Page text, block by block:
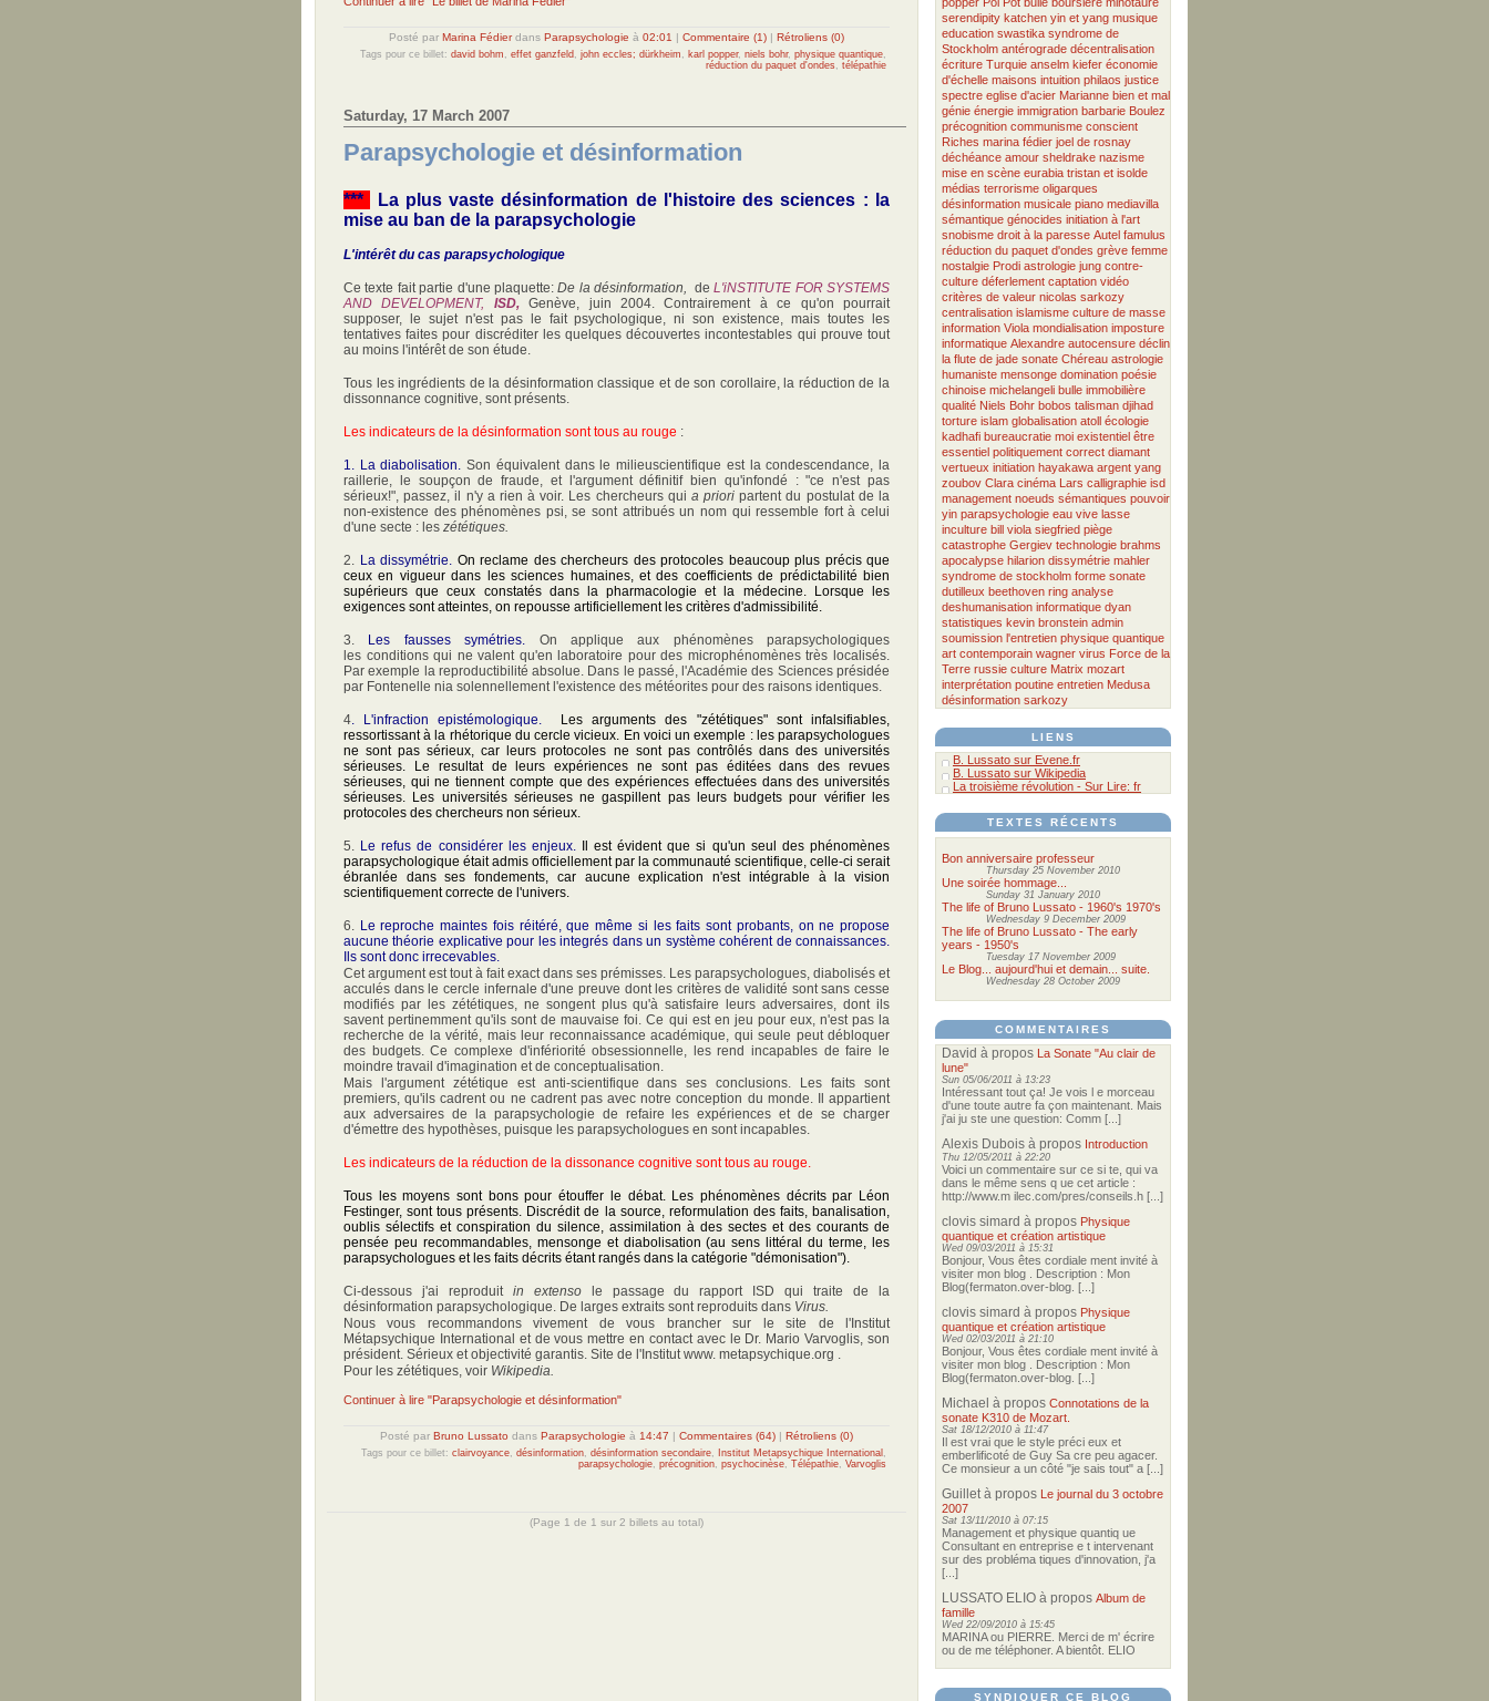
Posté par Marina Fédierdans Parapsychologie à 02:01 | Commentaire (1) | Rétroliens (0)
Tags pour ce billet: david bohm effet ganzfeld john eccles; dürkheim karl popper, niels bohr, physique quantique
réduction du paquet d'ondes télépathie
Saturday, 17 March 2007
Parapsychologie et désinformation
***
La plus vaste désinformation de l'histoire des sciences : la
mise au ban de la parapsychologie
L'intérêt du cas parapsychologique
Ce texte fait partie d'une plaquette:De la désinformation, deL'iNSTITUTE FOR SYSTEMS
AND DEVELOPMENT, ISD,
Genève, juin 2004. Contrairement à ce qu'on pourrait
supposer, le sujet n'est pas le fait psychologique, ni son existence, mais toutes les
tentatives faites pour discréditer les quelques découvertes incontestables qui prouve tout
au moins l'intérêt de son étude.
Tous les ingrédients de la désinformation classique et de son corollaire, la réduction de la
dissonnance cognitive, sont présents.
Les indicateurs de la désinformation sont tous au rouge :
1. La diabolisation.
Son équivalent dans le milieuscientifique est la condescendance, la
raillerie, le soupçon de fraude, et l'argument définitif bien qu'infondé : "ce n'est pas
sérieux!", passez, il n'y a rien à voir. Les chercheurs qui a prioripartent du postulat de la
non-existence des phénomènes psi, se sont attribués un nom qui ressemble fort à celui
d'une secte : les zététiques.
2. La dissymétrie. On reclame des chercheurs des protocoles beaucoup plus précis que
ceux en vigueur dans les sciences humaines, et des coefficients de prédictabilité bien
supérieurs que ceux constatés dans la pharmacologie et la médecine. Lorsque les
exigences sont atteintes, on repousse artificiellement les critères d'admissibilité.
3. Les fausses symétries. On applique aux phénomènes parapsychologiques
les conditions qui ne valent qu'en laboratoire pour des microphénomènes très localisés.
Par exemple la reproductibilité absolue. Dans le passé, l'Académie des Sciences présidée
par Fontenelle nia solennellement l'existence des météorites pour des raisons identiques.
4 L'infraction epistémologique.
Les arguments des "zététiques" sont infalsifiables,
ressortissant à la rhétorique du cercle vicieux. En voici un exemple : les parapsychologues
ne sont pas sérieux, car leurs protocoles ne sont pas contrôlés dans des universités
sérieuses. Le resultat de leurs expériences ne sont pas éditées dans des revues
sérieuses, qui ne tiennent compte que des expériences effectuées dans des universités
sérieuses. Les universités sérieuses ne gaspillent pas leurs budgets pour vérifier les
protocoles des chercheurs non sérieux.
5. Le refus de considérer les enjeux. Il est évident que si qu'un seul des phénomènes
parapsychologique était admis officiellement par la communauté scientifique, celle-ci serait
ébranlée dans ses fondements, car aucune explication n'est intégrable à la vision
scientifiquement correcte de l'univers.
6. Le reproche maintes fois réitéré, que même si les faits sont probants, on ne propose
aucune théorie explicative pour les integrés dans un système cohérent de connaissances.
Ils sont donc irrecevables.
Cet argument est tout à fait exact dans ses prémisses. Les parapsychologues, diabolisés et
acculés dans le cercle infernale d'une preuve dont les critères de validité sont sans cesse
modifiés par les zététiques, ne songent plus qu'à satisfaire leurs adversaires, dont ils
savent pertinemment qu'ils sont de mauvaise foi. Ce qui est en jeu pour eux, n'est pas la
recherche de la vérité, mais leur reconnaissance académique, qui seule peut débloquer
des budgets. Ce complexe d'infériorité obsessionnelle, les rend incapables de faire le
moindre travail d'imagination et de conceptualisation.
Mais l'argument zététique est anti-scientifique dans ses conclusions. Les faits sont
premiers, qu'ils cadrent ou ne cadrent pas avec notre conception du monde. Il appartient
aux adversaires de la parapsychologie de refaire les expériences et de se charger
d'émettre des hypothèses, puisque les parapsychologues en sont incapables.
Les indicateurs de la réduction de la dissonance cognitive sont tous au rouge.
Tous les moyens sont bons pour étouffer le débat. Les phénomènes décrits par Léon
Festinger, sont tous présents. Discrédit de la source, reformulation des faits, banalisation,
oublis sélectifs et conspiration du silence, assimilation à des sectes et des courants de
pensée peu recommandables, mensonge et diabolisation (au sens littéral du terme, les
parapsychologues et les faits décrits étant rangés dans la catégorie "démonisation").
Ci-dessous j'ai reproduit in extenso le passage du rapport ISD qui traite de la
désinformation parapsychologique. De larges extraits sont reproduits dans Virus.
Nous vous recommandons vivement de vous brancher sur le site de l'Institut
Métapsychique International et de vous mettre en contact avec le Dr. Mario Varvoglis, son
président. Sérieux et objectivité garantis. Site de l'Institut www. metapsychique.org .
Pour les zététiques, voir Wikipedia.
Continuer à lire "Parapsychologie et désinformation"
Posté par Bruno Lussato dans Parapsychologie à 14:47 | Commentaires (64) | Rétroliens (0)
Tags pour ce billet: clairvoyance désinformation désinformation secondaire Institut Metapsychique International
parapsychologie précognition psychocinèse Télépathie Varvoglis
(Page 1 de 1 sur 2 billets au total)
serendipity katchen yin et yang musique
education swastika syndrome de
Stockholm antérograde décentralisation
écriture Turquie anselm kiefer économie
d'échelle maisons intuition philaos justice
spectre eglise d'acier Marianne bien et mal
génie énergie immigration barbarie Boulez
précognition communisme conscient
Riches marina fédier joel de rosnay
déchéance amour sheldrake nazisme
mise en scène eurabia tristan et isolde
médias terrorisme oligarques
désinformation musicale piano mediavilla
sémantique génocides initiation à l'art
snobisme droit à la paresse Autel famulus
réduction du paquet d'ondes grève femme
nostalgie Prodi astrologie jung contre-
culture déferlement captation vidéo
critères de valeur nicolas sarkozy
centralisation islamisme culture de masse
information Viola mondialisation imposture
informatique Alexandre autocensure déclin
la flute de jade sonate Chéreau astrologie
humaniste mensonge domination poésie
chinoise michelangeli bulle immobilière
qualité Niels Bohr bobos talisman djihad
torture islam globalisation atoll écologie
kadhafi bureaucratie moi existentiel être
essentiel politiquement correct diamant
vertueux initiation hayakawa argent yang
zoubov Clara cinéma Lars calligraphie isd
management noeuds sémantiques pouvoir
yin parapsychologie eau vive lasse
inculture bill viola siegfried piège
catastrophe Gergiev technologie brahms
apocalypse hilarion dissymétrie mahler
syndrome de stockholm forme sonate
dutilleux beethoven ring analyse
deshumanisation informatique dyan
statistiques kevin bronstein admin
soumission l'entretien physique quantique
art contemporain wagner virus Force de la
Terre russie culture Matrix mozart
interprétation poutine entretien Medusa
désinformation sarkozy
LIENS
B. Lussato sur Evene.fr
B. Lussato sur Wikipedia
La troisième révolution - Sur Lire: fr
TEXTES RÉCENTS
Bon anniversaire professeur
Thursday 25 November 2010
Une soirée hommage...
Sunday 31 January 2010
The life of Bruno Lussato - 1960's 1970's
Wednesday 9 December 2009
The life of Bruno Lussato - The early
years - 1950's
Tuesday 17 November 2009
Le Blog... aujourd'hui et demain... suite.
Wednesday 28 October 2009
COMMENTAIRES
David à propos La Sonate "Au clair de
lune"
Sun 05/06/2011 à 13:23
Intéressant tout ça! Je vois l e morceau
d'une toute autre fa çon maintenant. Mais
j'ai ju ste une question: Comm [...]
Alexis Dubois à propos Introduction
Thu 12/05/2011 à 22:20
Voici un commentaire sur ce si te, qui va
dans le même sens q ue cet article :
http://www.m ilec.com/pres/conseils.h [...]
clovis simard à propos Physique
quantique et création artistique
Wed 09/03/2011 à 15:31
Bonjour, Vous êtes cordiale ment invité à
visiter mon blog . Description : Mon
Blog(fermaton.over-blog. [...]
clovis simard à propos Physique
quantique et création artistique
Wed 02/03/2011 à 21:10
Bonjour, Vous êtes cordiale ment invité à
visiter mon blog . Description : Mon
Blog(fermaton.over-blog. [...]
Michael à propos Connotations de la
sonate K310 de Mozart.
Sat 18/12/2010 à 11:47
Il est vrai que le style préci eux et
emberlificoté de Guy Sa cre peu agacer.
Ce monsieur a un côté "je sais tout" a [...]
Guilletà propos Le journal du 3 octobre
2007
Sat 13/11/2010 à 07:15
Management et physique quantiq ue
Consultant en entreprise e t intervenant
sur des probléma tiques d'innovation, j'a
[...]
LUSSATO ELIO à propos Album de
famille
Wed 22/09/2010 à 15:45
MARINA ou PIERRE. Merci de m' écrire
ou de me téléphoner. A bientôt. ELIO
SYNDIQUER CE BLOG